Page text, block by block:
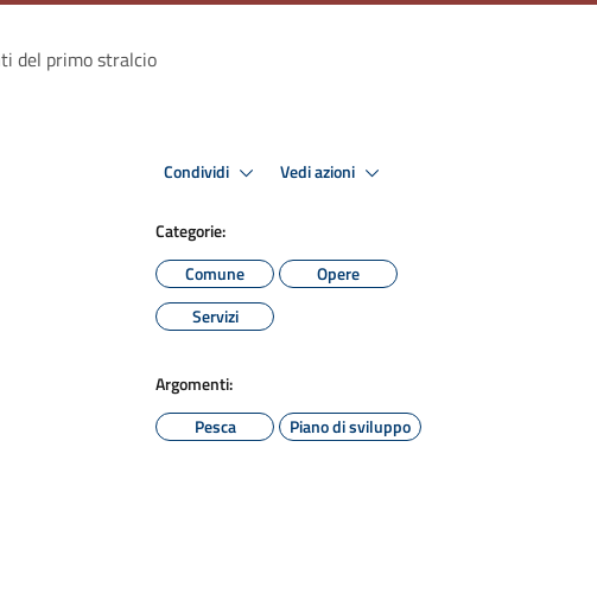
del primo stralcio
Condividi Vedi azioni
Categorie:
Comune
Opere
Servizi
Argomenti:
Pesca
Piano di sviluppo